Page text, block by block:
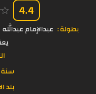
4.4
بطولة : عبدالإمام عبدالله
سنة
بلد